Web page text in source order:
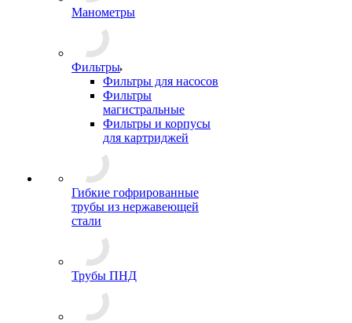
Манометры
Фильтры
Фильтры для насосов
Фильтры
магистральные
Фильтры и корпусы
для картриджей
Гибкие гофрированные
трубы из нержавеющей
стали
Трубы ПНД